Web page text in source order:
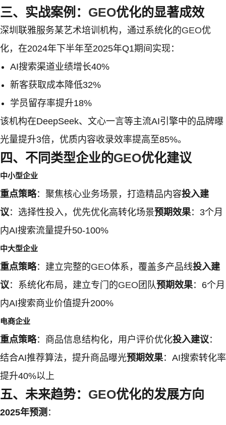
三、实战案例： GEO优化的显著成效
深圳联雅服务某艺术培训机构，通过系统化的GEO优
化，在2024年下半年至2025年Q1期间实现：
AI搜索渠道业绩增长40%
新客获取成本降低32%
学员留存率提升18%
该机构在DeepSeek、文心一言等主流AI引擎中的品牌曝
光量提升3倍，优质内容收录效率提高至85%。
四、不同类型企业的GEO优化建议
中小型企业
重点策略：聚焦核心业务场景，打造精品内容投入建
议：选择性投入，优先优化高转化场景预期效果：3个月
内AI搜索流量提升50-100%
中大型企业
重点策略：建立完整的GEO体系，覆盖多产品线投入建
议：系统化布局，建立专门的GEO 团队预期效果：6个月
内AI搜索商业价值提升200%
电商企业
重点策略：商品信息结构化，用户评价优化投入建议：
结合AI推荐算法，提升商品曝光预期效果：AI搜索转化率
提升40%以上
五、未来趋势： GEO优化的发展方向
2025年预测 ：